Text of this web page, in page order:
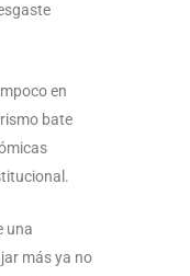
en
bate
una
más ya no